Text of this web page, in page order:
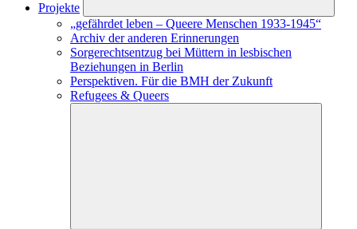
Projekte
„gefährdet leben – Queere Menschen 1933-1945“
Archiv der anderen Erinnerungen
Sorgerechtsentzug bei Müttern in lesbischen
Beziehungen in Berlin
Perspektiven. Für die BMH der Zukunft
Refugees & Queers